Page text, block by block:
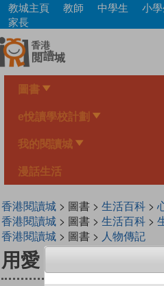
Skip
main
content
教城主頁 教師 中學生
小
家長
圖書
e悅讀學校計劃
我的閱讀城
漫話生活
香港閱讀城> 圖書 > 生活百科>
香港閱讀城> 圖書 > 生活百科>
香港閱讀城> 圖書 > 人物傳記
用愛，煮一碗糖水